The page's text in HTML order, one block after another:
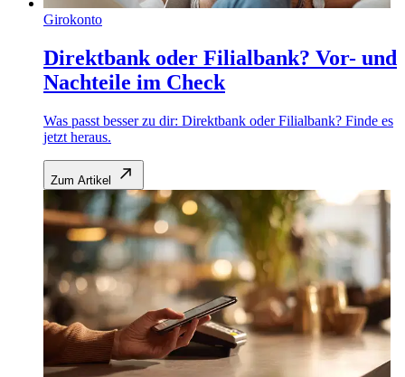
Girokonto
Direktbank oder Filialbank? Vor- und
Nachteile im Check
Was passt besser zu dir: Direktbank oder Filialbank? Finde es
jetzt heraus.
Zum Artikel